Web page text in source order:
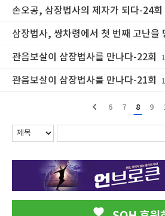
손오공, 삼장법사의 제자가 되다-24회
삼장법사, 쌍차령에서 첫 번째 고난을
관음보살이 삼장법사를 만나다-22회
관음보살이 삼장법사를 만나다-21회
6 7 8 9